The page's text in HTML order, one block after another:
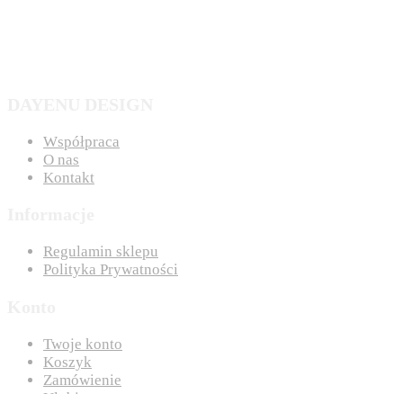
Współpraca
O nas
Kontakt
Regulamin sklepu
Polityka Prywatności
Twoje konto
Koszyk
Zamówienie